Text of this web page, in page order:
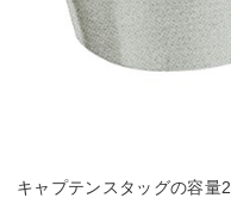
キャプテンスタッグの容量